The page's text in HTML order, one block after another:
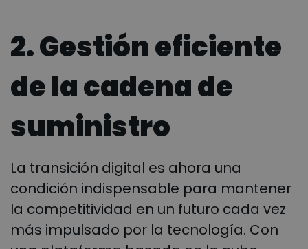
2. Gestión eficiente
de la cadena de
suministro
La transición digital es ahora una
condición indispensable para mantener
la competitividad en un futuro cada vez
más impulsado por la tecnología. Con